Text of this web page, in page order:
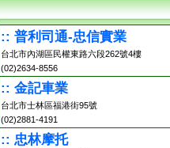
:: 普利司通-忠信實業
台北市內湖區民權東路六段262號4樓
(02)2634-8556
:: 金記車業
台北市士林區福港街95號
(02)2881-4191
:: 忠林摩托